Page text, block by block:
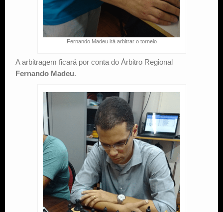
Fernando Madeu irá arbitrar o torneio
A arbitragem ficará por conta do Árbitro Regional
Fernando Madeu.